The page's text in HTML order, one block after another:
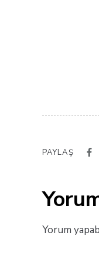
PAYLAŞ
Yorum